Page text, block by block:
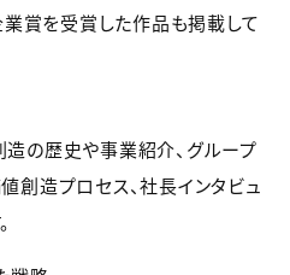
賞を受賞した作品も掲載して
の歴史や事業紹介、グループ
創造プロセス、社長インタビュ